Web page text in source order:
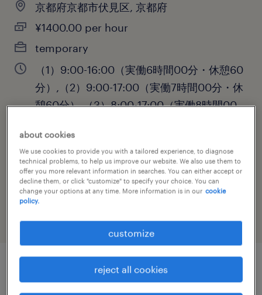
京都府京都市伏見区, 京都府
¥1400.00 per hour
temporary
（1）9:00-16:00（実働6時間00分・休憩60
分）,（2）9:00-17:00（実働7時間00分・休
憩60分）,（3）8:00-17:00（実働8時間00
job category
engineering
job details
about cookies
We use cookies to provide you with a tailored experience, to diagnose
technical problems, to help us improve our website. We also use them to
offer you more relevant information in searches. You can either accept or
decline them, or click "customize" to specify your choice. You can
change your options at any time. More information is in our cookie
policy.
customize
reject all cookies